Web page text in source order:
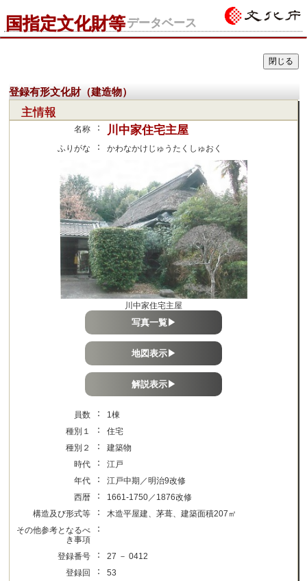
国指定文化財等データベース
登録有形文化財（建造物）
主情報
名称 ： 川中家住宅主屋
ふりがな ： かわなかけじゅうたくしゅおく
川中家住宅主屋
写真一覧▶
地図表示▶
解説表示▶
員数 ：
1棟
種別１
：
住宅
種別２
：
建築物
時代
：
江戸
年代
：
江戸中期／明治9改修
西暦
：
1661-1750／1876改修
構造及び形式等
：
木造平屋建、茅葺、建築面積207㎡
その他参考となるべ
き事項
：
登録番号 ：
27 － 0412
登録回
：
53